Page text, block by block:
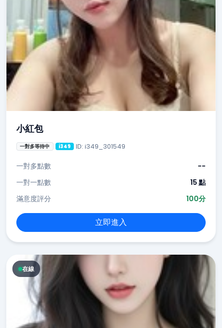
小紅包
一對多等待中 i349 ID: i349_301549
一對多點數
--
一對一點數
15 點
滿意度評分
100分
立即進入
在線